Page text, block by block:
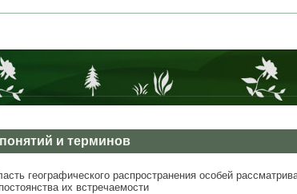
и терминов
географического распространения особей
их встречаемости